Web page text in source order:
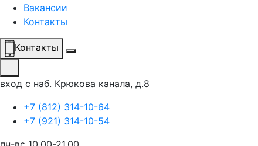
Вакансии
Контакты
Контакты
вход с наб. Крюкова канала, д.8
+7 (812) 314-10-64
+7 (921) 314-10-54